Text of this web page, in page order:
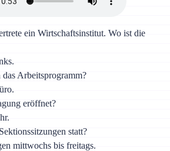
ein Wirtschaftsinstitut. Wo ist die
Arbeitsprogramm?
eröffnet?
statt?
mittwochs bis freitags.